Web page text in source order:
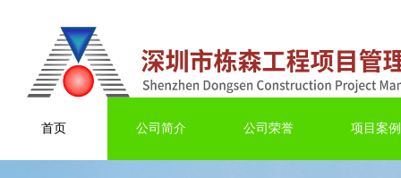
首页 公司简介 公司荣誉 项目案例